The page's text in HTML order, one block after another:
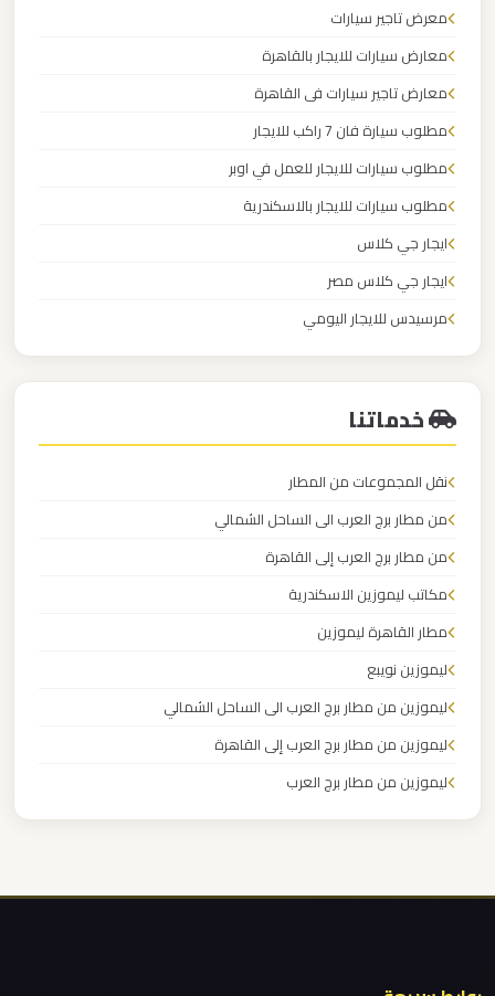
معرض تاجير سيارات
معارض سيارات للايجار بالقاهرة
معارض تاجير سيارات فى القاهرة
مطلوب سيارة فان 7 راكب للايجار
مطلوب سيارات للايجار للعمل في اوبر
مطلوب سيارات للايجار بالاسكندرية
ايجار جي كلاس
ايجار جي كلاس مصر
مرسيدس للايجار اليومي
محل ايجار سيارات
خدماتنا
نقل المجموعات من المطار
من مطار برج العرب الى الساحل الشمالي
من مطار برج العرب إلى القاهرة
مكاتب ليموزين الاسكندرية
مطار القاهرة ليموزين
ليموزين نويبع
ليموزين من مطار برج العرب الى الساحل الشمالي
ليموزين من مطار برج العرب إلى القاهرة
ليموزين من مطار برج العرب
ليموزين من مطار القاهرة
ليموزين من القاهرة الى مطار برج العرب
الادارية
ليموزين
اكتوبر
ليموزين
الجديدة
ليموزين
ليموزين
مرسيدس
بالسائق
ليموزين
ليموزين
مرسي